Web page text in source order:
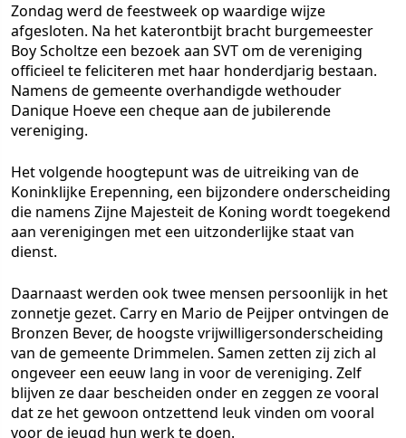
Zondag werd de feestweek op waardige wijze
afgesloten. Na het katerontbijt bracht burgemeester
Boy Scholtze een bezoek aan SVT om de vereniging
officieel te feliciteren met haar honderdjarig bestaan.
Namens de gemeente overhandigde wethouder
Danique Hoeve een cheque aan de jubilerende
vereniging.
Het volgende hoogtepunt was de uitreiking van de
Koninklijke Erepenning, een bijzondere onderscheiding
die namens Zijne Majesteit de Koning wordt toegekend
aan verenigingen met een uitzonderlijke staat van
dienst.
Daarnaast werden ook twee mensen persoonlijk in het
zonnetje gezet. Carry en Mario de Peijper ontvingen de
Bronzen Bever, de hoogste vrijwilligersonderscheiding
van de gemeente Drimmelen. Samen zetten zij zich al
ongeveer een eeuw lang in voor de vereniging. Zelf
blijven ze daar bescheiden onder en zeggen ze vooral
dat ze het gewoon ontzettend leuk vinden om vooral
voor de jeugd hun werk te doen.